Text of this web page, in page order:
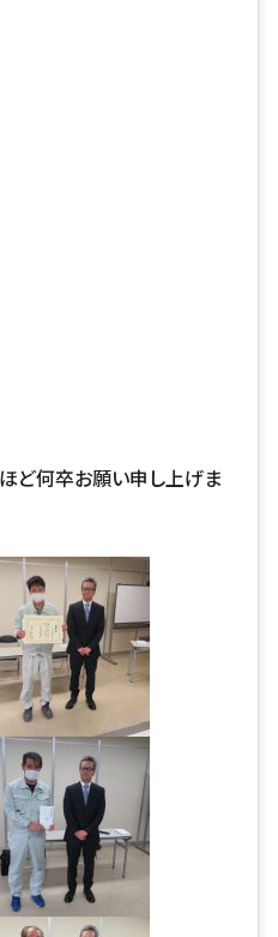
ど何卒お願い申し上げま